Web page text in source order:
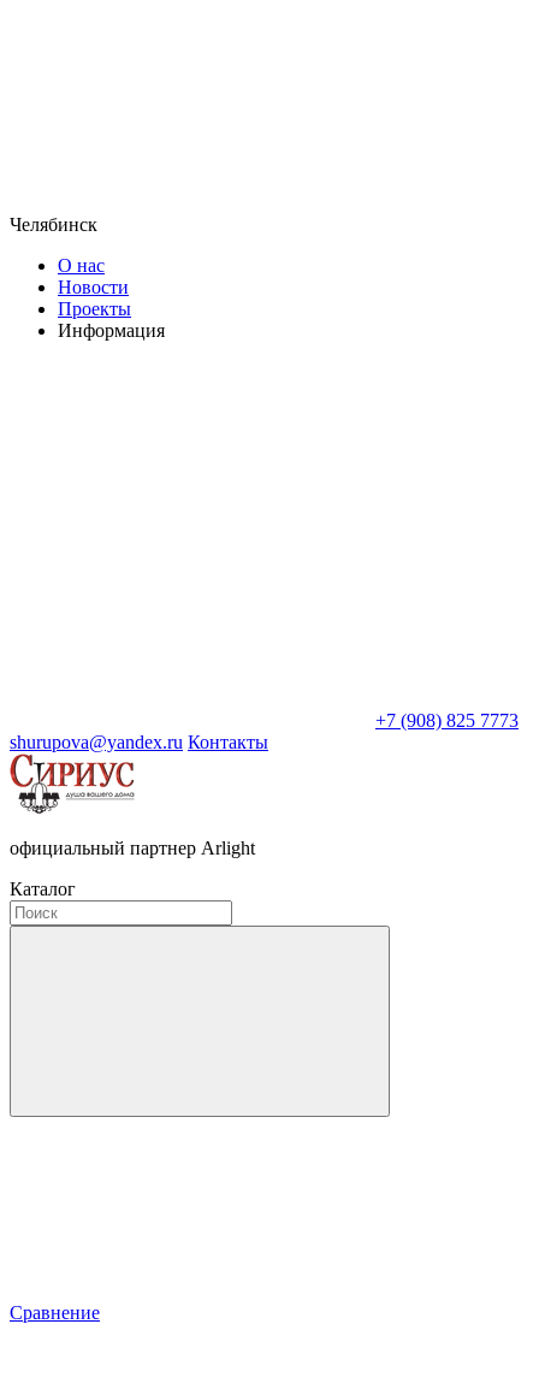
Челябинск
О нас
Новости
Проекты
Информация
+7 (908) 825 7773
shurupova@yandex.ru Контакты
официальный партнер Arlight
Каталог
Сравнение